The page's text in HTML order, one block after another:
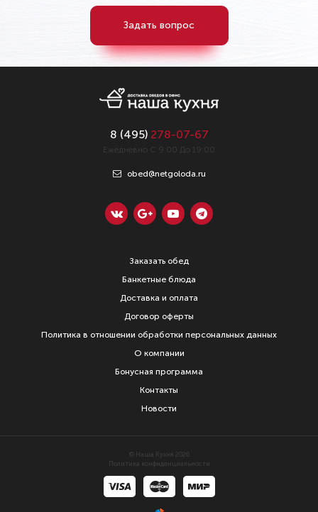
Задать вопрос
8 (495) 278-07-67
Ежедневно С 9:00 До 19:00
obed@netgoloda.ru
Заказать обед
Банкетные блюда
Доставка и оплата
Договор оферты
Политика в отношении обработки персональных данных
О компании
Бонусная программа
Контакты
Новости
© Наша Кухня 2026
Политика конфиденциальности